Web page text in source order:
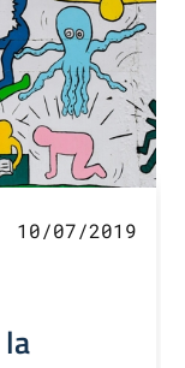
10/07/2019